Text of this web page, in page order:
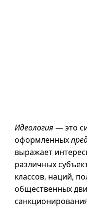
Идеология — это
оформленных
выражает
различных
классов, наций,
общественных